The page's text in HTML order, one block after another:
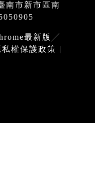
南市新市區南
最新版╱
私權保護政策 |